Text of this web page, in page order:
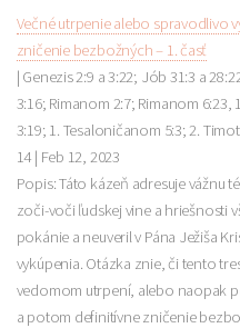
Večné utrpenie alebo spravodlivo
zničenie bezbožných – 1. časť
| Genezis 2:9 a 3:22; Jób 31:3 a
3:16; Rimanom 2:7; Rimanom
3:19; 1. Tesaloničanom 5:3; 2.
14 | Feb 12, 2023
Popis: Táto kázeň adresuje vážnu
zoči-voči ľudskej vine a hriešnosti
pokánie a neuveril v Pána Ježiša
vykúpenia. Otázka znie, či tento
vedomom utrpení, alebo naopak
a potom definitívne zničenie